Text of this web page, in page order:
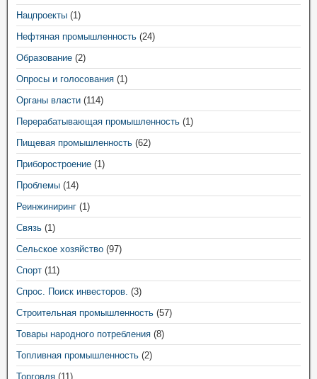
Нацпроекты (1)
Нефтяная промышленность (24)
Образование (2)
Опросы и голосования (1)
Органы власти (114)
Перерабатывающая промышленность (1)
Пищевая промышленность (62)
Приборостроение (1)
Проблемы (14)
Реинжиниринг (1)
Связь (1)
Сельское хозяйство (97)
Спорт (11)
Спрос. Поиск инвесторов. (3)
Строительная промышленность (57)
Товары народного потребления (8)
Топливная промышленность (2)
Торговля (11)